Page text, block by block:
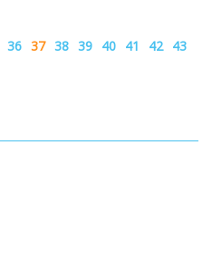
36 37 38 39 40 41 42 43